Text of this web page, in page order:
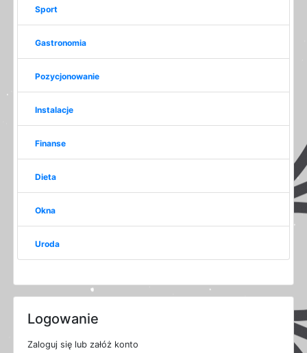
Sport
Gastronomia
Pozycjonowanie
Instalacje
Finanse
Dieta
Okna
Uroda
Logowanie
Zaloguj się lub załóż konto